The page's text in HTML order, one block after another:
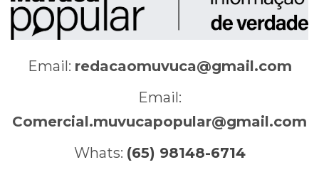
Email: redacaomuvuca@gmail.com
Email:
Comercial.muvucapopular@gmail.com
Whats: (65) 98148-6714